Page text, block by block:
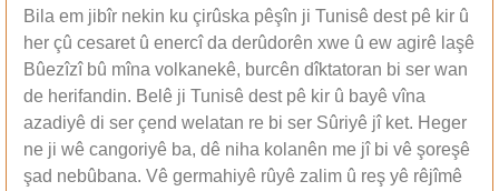
Bila em jibîr nekin ku çirûska pêşîn ji Tunisê dest pê kir û
her çû cesaret û enercî da derûdorên xwe û ew agirê laşê
Bûezîzî bû mîna volkanekê, burcên dîktatoran bi ser wan
de herifandin. Belê ji Tunisê dest pê kir û bayê vîna
azadiyê di ser çend welatan re bi ser Sûriyê jî ket. Heger
ne ji wê cangoriyê ba, dê niha kolanên me jî bi vê şoreşê
şad nebûbana. Vê germahiyê rûyê zalim û reş yê rêjîmê